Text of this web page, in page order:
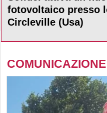
fotovoltaico presso
Circleville (Usa)